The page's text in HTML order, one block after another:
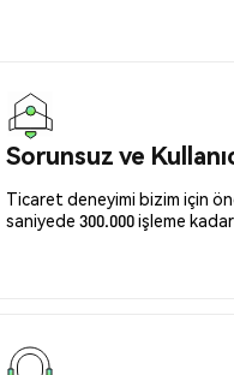
Sorunsuz ve
Ticaret deneyimi bizim için
saniyede 300.000 işleme